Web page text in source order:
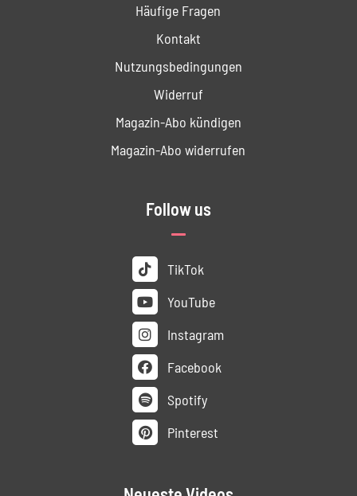
Häufige Fragen
Kontakt
Nutzungs­bedingungen
Widerruf
Magazin-Abo kündigen
Magazin-Abo widerrufen
Follow us
TikTok
YouTube
Instagram
Facebook
Spotify
Pinterest